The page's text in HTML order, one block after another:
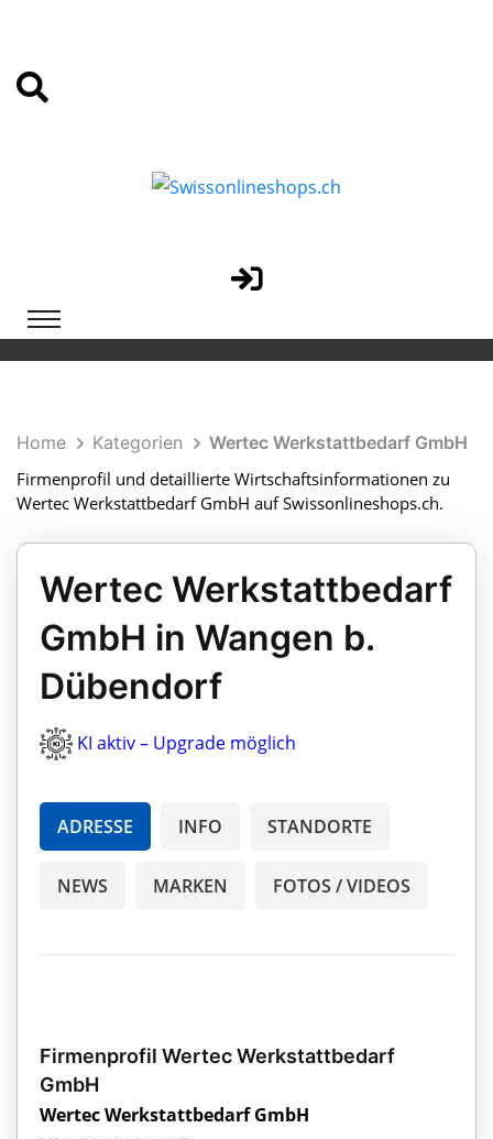
Home Kategorien
Wertec Werkstattbedarf GmbH
Firmenprofil und detaillierte Wirtschaftsinformationen zu
Wertec Werkstattbedarf GmbH auf Swissonlineshops.ch.
Wertec Werkstattbedarf
GmbH in Wangen b.
Dübendorf
KI aktiv – Upgrade möglich
ADRESSE INFO STANDORTE
NEWS MARKEN FOTOS / VIDEOS
Firmenprofil Wertec Werkstattbedarf
GmbH
Wertec Werkstattbedarf GmbH